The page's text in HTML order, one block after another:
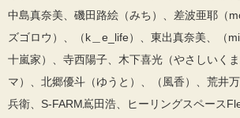
中島真奈美、磯田路絵（みち）、差波亜耶（
ズゴロウ）、（k＿e_life）、東出真奈美、（
十嵐家）、寺西陽子、木下喜光（やさしいく
マ）、北郷優斗（ゆうと）、（風香）、荒井
兵衛、S-FARM嶌田浩、ヒーリングスペース